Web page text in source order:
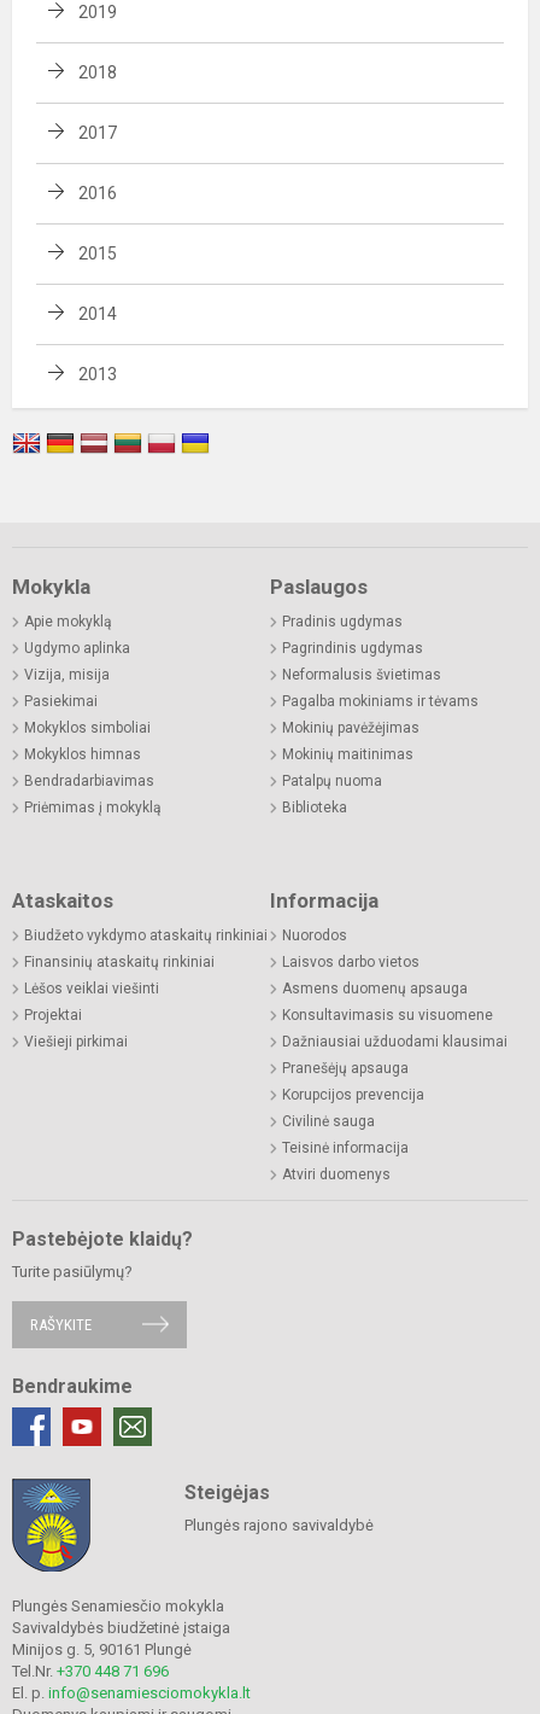
2019
2018
2017
2016
2015
2014
2013
Mokykla
Apie mokyklą
Ugdymo aplinka
Vizija, misija
Pasiekimai
Mokyklos simboliai
Mokyklos himnas
Bendradarbiavimas
Priėmimas į mokyklą
Paslaugos
Pradinis ugdymas
Pagrindinis ugdymas
Neformalusis švietimas
Pagalba mokiniams ir tėvams
Mokinių pavėžėjimas
Mokinių maitinimas
Patalpų nuoma
Biblioteka
Ataskaitos
Biudžeto vykdymo ataskaitų rinkiniai
Finansinių ataskaitų rinkiniai
Lėšos veiklai viešinti
Projektai
Viešieji pirkimai
Informacija
Nuorodos
Laisvos darbo vietos
Asmens duomenų apsauga
Konsultavimasis su visuomene
Dažniausiai užduodami klausimai
Pranešėjų apsauga
Korupcijos prevencija
Civilinė sauga
Teisinė informacija
Atviri duomenys
Pastebėjote klaidų?
Turite pasiūlymų?
RAŠYKITE
Bendraukime
Steigėjas
Plungės rajono savivaldybė
Plungės Senamiesčio mokykla
Savivaldybės biudžetinė įstaiga
Minijos g. 5, 90161 Plungė
Tel.Nr. +370 448 71 696
El. p. info@senamiesciomokykla.lt